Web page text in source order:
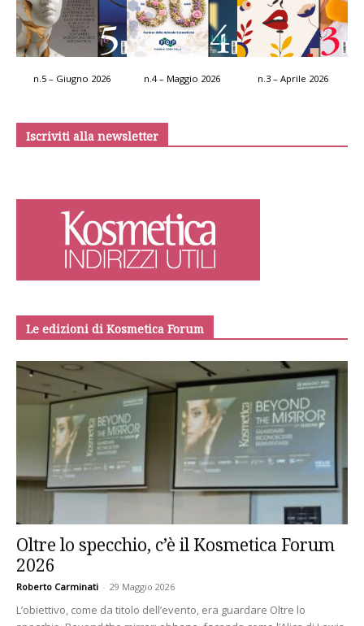
n.5 – Giugno 2026 n.4 – Maggio 2026 n.3 – Aprile 2026
Iscriviti alla newsletter
Le edizioni di Kosmetica Forum
Oltre lo specchio, c’è il Kosmetica Forum
2026
Roberto Carminati - 29 Maggio 2026
L’obiettivo, come da titolo dell’evento, era guardare Oltre lo